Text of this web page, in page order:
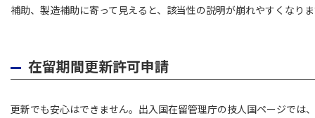
補助、製造補助に寄って見えると、該当性の説明が崩れやすくなり
在留期間更新許可申請
更新でも安心はできません。出入国在留管理庁の技人国ページでは